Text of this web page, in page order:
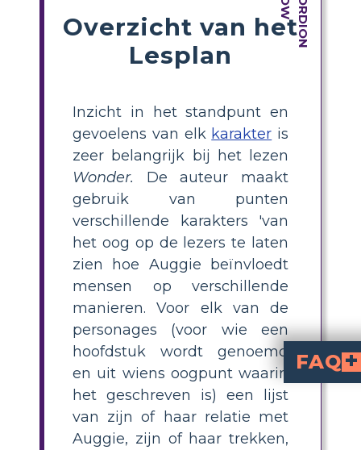
Overzicht van het
Lesplan
Inzicht in het standpunt en
gevoelens van elk karakter is
zeer belangrijk bij het lezen
Wonder. De auteur maakt
gebruik van punten
verschillende karakters 'van
het oog op de lezers te laten
zien hoe Auggie beïnvloedt
mensen op verschillende
manieren. Voor elk van de
personages (voor wie een
hoofdstuk wordt genoemd
en uit wiens oogpunt waarin
het geschreven is) een lijst
van zijn of haar relatie met
Auggie, zijn of haar trekken,
FAQ